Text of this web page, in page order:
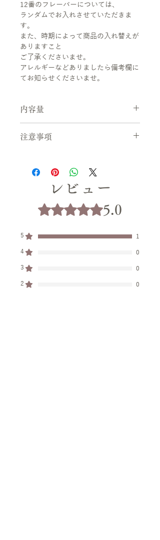
12番のフレーバーについては、
ランダムでお入れさせていただきま
す。
また、時期によって商品の入れ替えが
ありますこと
ご了承くださいませ。
アレルギーなどありましたら備考欄に
てお知らせくださいませ。
内容量
注意事項
また、送料はご注文画面にてご住所を
ご入力いただいた際に表示されます。
いただく商品は、カップすりきりでの
レビュー
5つ星のうち5と評価されています
5.0
5 1
4 0
3 0
2 0